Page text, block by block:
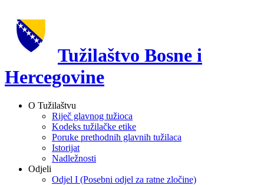
Tužilaštvo Bosne i
Hercegovine
O Tužilaštvu
Riječ glavnog tužioca
Kodeks tužilačke etike
Poruke prethodnih glavnih tužilaca
Istorijat
Nadležnosti
Odjeli
Odjel I (Posebni odjel za ratne zločine)